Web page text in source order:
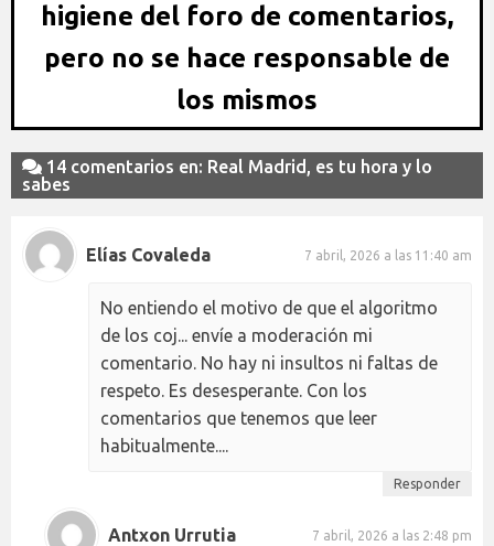
higiene del foro de comentarios,
pero no se hace responsable de
los mismos
14 comentarios en: Real Madrid, es tu hora y lo
sabes
Elías Covaleda 7 abril, 2026 a las 11:40 am
No entiendo el motivo de que el algoritmo
de los coj... envíe a moderación mi
comentario. No hay ni insultos ni faltas de
respeto. Es desesperante. Con los
comentarios que tenemos que leer
habitualmente....
Responder
Antxon Urrutia 7 abril, 2026 a las 2:48 pm